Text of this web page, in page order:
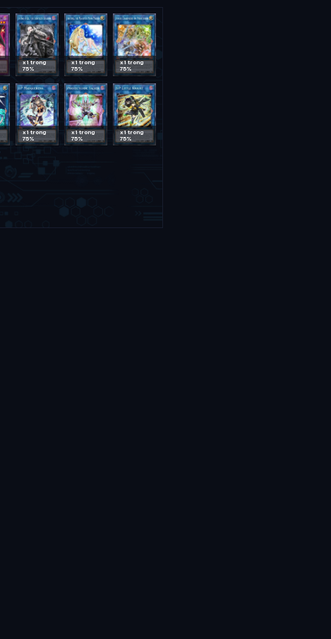
x1 trong
75%
x1 trong
75%
x1 trong
75%
x1 trong
75%
x1 trong
75%
x1 trong
75%